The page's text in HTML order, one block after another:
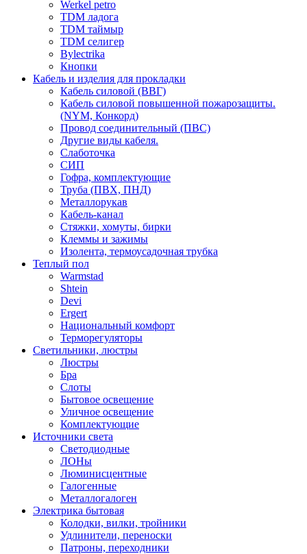
Werkel petro
TDM ладога
TDM таймыр
TDM селигер
Bylectrika
Кнопки
Кабель и изделия для прокладки
Кабель силовой (ВВГ)
Кабель силовой повышенной пожарозащиты.
(NYM, Конкорд)
Провод соединительный (ПВС)
Другие виды кабеля.
Слаботочка
СИП
Гофра, комплектующие
Труба (ПВХ, ПНД)
Металлорукав
Кабель-канал
Стяжки, хомуты, бирки
Клеммы и зажимы
Изолента, термоусадочная трубка
Теплый пол
Warmstad
Shtein
Devi
Ergert
Национальный комфорт
Терморегуляторы
Светильники, люстры
Люстры
Бра
Слоты
Бытовое освещение
Уличное освещение
Комплектующие
Источники света
Светодиодные
ЛОНы
Люминисцентные
Галогенные
Металлогалоген
Электрика бытовая
Колодки, вилки, тройники
Удлинители, переноски
Патроны, переходники